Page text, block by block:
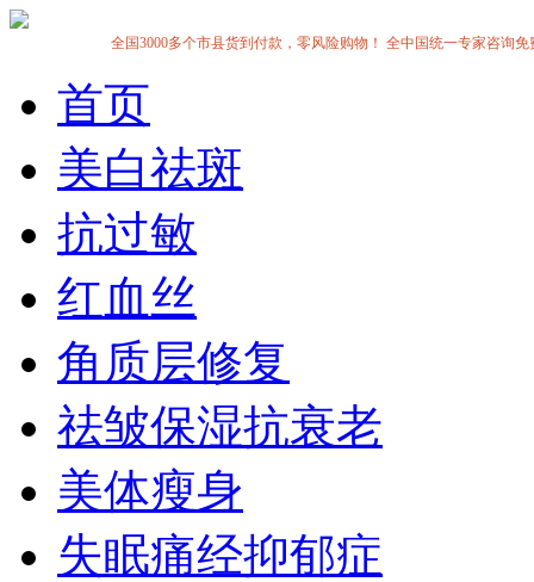
全国3000多个市县货到付款，零风险购物！ 全中国统一专家咨询免
首页
美白祛斑
抗过敏
红血丝
角质层修复
祛皱保湿抗衰老
美体瘦身
失眠痛经抑郁症